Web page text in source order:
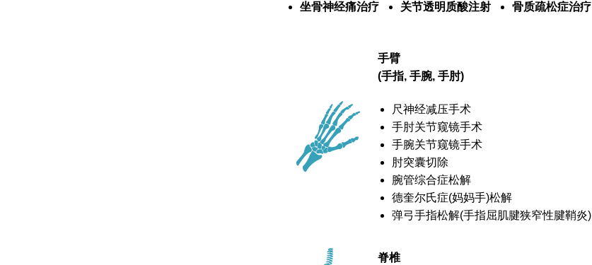
坐骨神经痛治疗
关节透明质酸注射 骨质疏松症治疗
手臂
(手指, 手腕, 手肘)
尺神经减压手术
手肘关节窥镜手术
手腕关节窥镜手术
肘突囊切除
腕管综合症松解
德奎尔氏症(妈妈手)松解
弹弓手指松解(手指屈肌腱狭窄性腱鞘炎)
脊椎